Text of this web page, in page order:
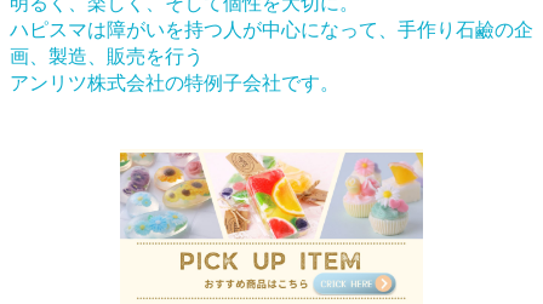
ハピスマは障がいを持つ人が中心になって、手作り石鹼の企
画、製造、販売を行う
アンリツ株式会社の特例子会社です。